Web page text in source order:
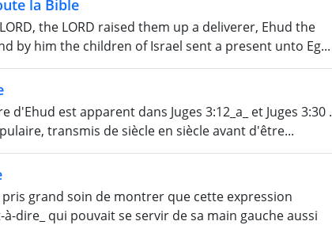
la Bible
the LORD raised them up a deliverer, Ehud the
by him the children of Israel sent a present unto Eg...
d'Ehud est apparent dans Juges 3:12_a_ et Juges 3:30 .
transmis de siècle en siècle avant d'être...
pris grand soin de montrer que cette expression
dire_ qui pouvait se servir de sa main gauche aussi